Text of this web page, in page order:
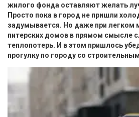
жилого фонда оставляют желать
Просто пока в город не пришли
задумывается. Но даже при легком
питерских домов в прямом смысле
теплопотерь. И в этом пришлось
прогулку по городу со